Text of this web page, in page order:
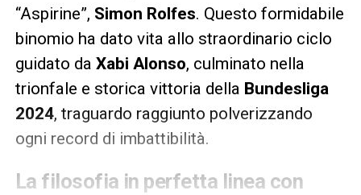
“Aspirine”, Simon Rolfes. Questo formidabile
binomio ha dato vita allo straordinario ciclo
guidato da Xabi Alonso, culminato nella
trionfale e storica vittoria della Bundesliga
2024, traguardo raggiunto polverizzando
ogni record di imbattibilità.
La filosofia in perfetta linea con